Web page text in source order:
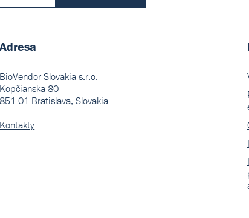
Adresa
BioVendor Slovakia s.r.o.
Kopčianska 80
851 01 Bratislava, Slovakia
Kontakty